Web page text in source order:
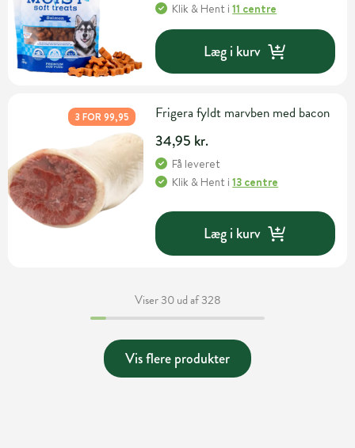
Klik & Hent i11 centre
Læg i kurv
3 FOR 99,95 Frigera fyldt marvben med bacon
34,95 kr.
Få leveret
Klik & Hent i13 centre
Læg i kurv
Viser 30 ud af 328
Vis flere produkter